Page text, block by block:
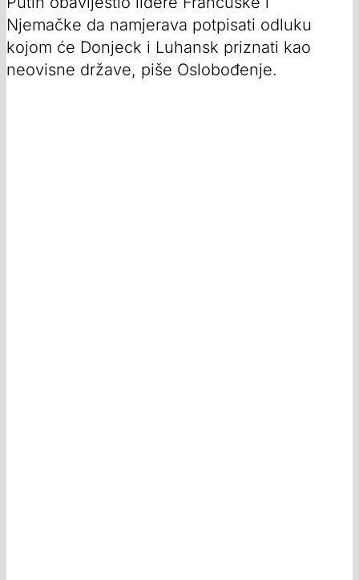
Njemačke da namjerava potpisati odluku
kojom će Donjeck i Luhansk priznati kao
neovisne države, piše Oslobođenje.